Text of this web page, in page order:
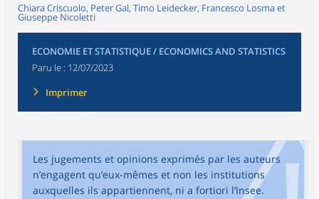
Chiara Criscuolo, Peter Gal, Timo Leidecker, Francesco Losma et
Giuseppe Nicoletti
ECONOMIE ET STATISTIQUE / ECONOMICS AND STATISTICS
Paru le : 12/07/2023
Imprimer
Les jugements et opinions exprimés par les auteurs
n’engagent qu’eux-mêmes et non les institutions
auxquelles ils appartiennent, ni a fortiori l’Insee.